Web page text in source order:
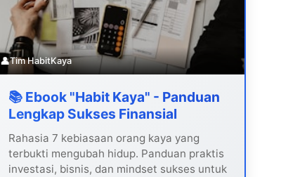
👤Tim HabitKaya
📚 Ebook "Habit Kaya" - Panduan
Lengkap Sukses Finansial
Rahasia 7 kebiasaan orang kaya yang
terbukti mengubah hidup. Panduan praktis
investasi, bisnis, dan mindset sukses untuk